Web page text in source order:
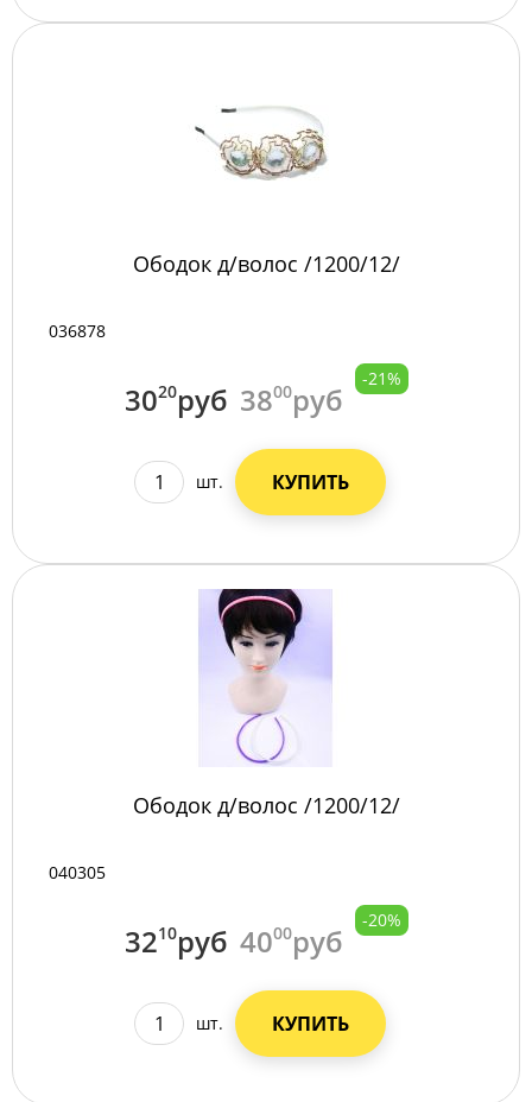
Ободок д/волос /1200/12/
036878
3020руб 3800руб
-21%
шт. КУПИТЬ
Ободок д/волос /1200/12/
040305
3210руб 4000руб
-20%
шт. КУПИТЬ